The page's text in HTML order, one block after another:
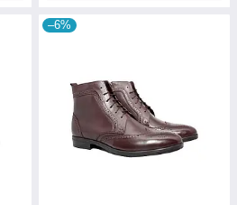
–6%